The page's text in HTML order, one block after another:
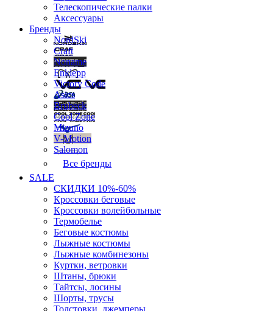
Телескопические палки
Аксессуары
Бренды
NordSki
Craft
Noname
Enklepp
Victory Code
Asics
Brubeck
Cool Zone
Mizuno
V-Motion
Salomon
Все бренды
SALE
СКИДКИ 10%-60%
Кроссовки беговые
Кроссовки волейбольные
Термобелье
Беговые костюмы
Лыжные костюмы
Лыжные комбинезоны
Куртки, ветровки
Штаны, брюки
Тайтсы, лосины
Шорты, трусы
Толстовки, джемперы